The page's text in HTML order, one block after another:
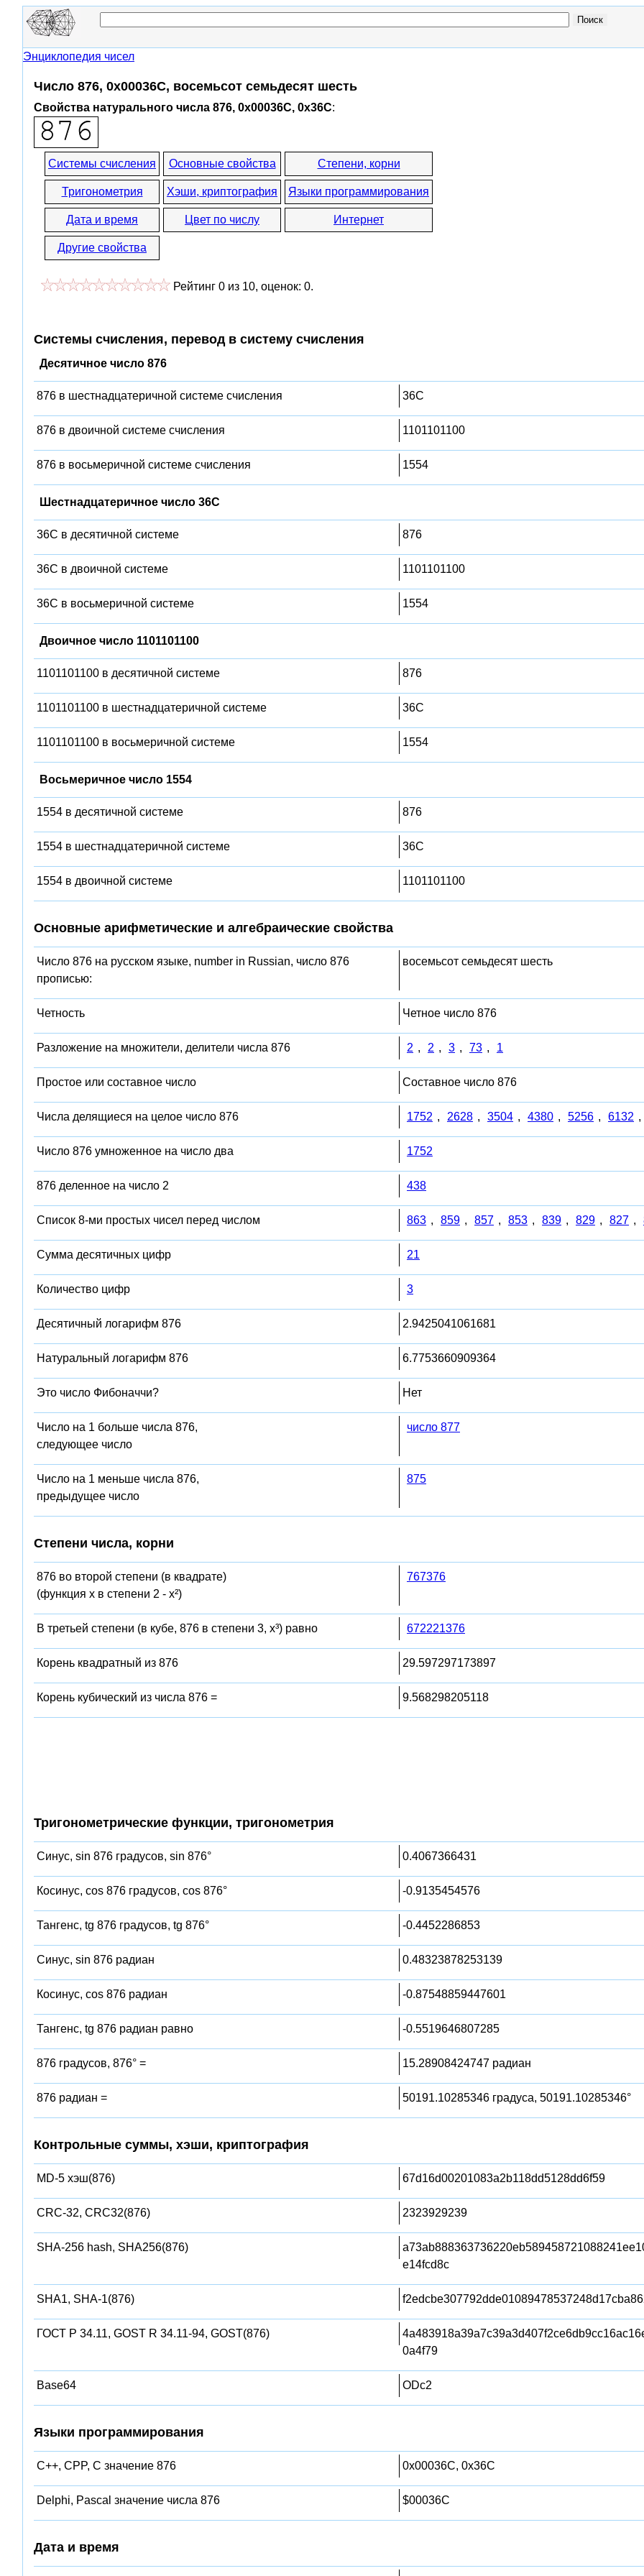
Энциклопедия чисел
Число 876, 0x00036C, восемьсот семьдесят шесть
Свойства натурального числа 876, 0x00036C, 0x36C:
Системы счисления Основные свойства Степени, корни
Тригонометрия Хэши, криптография Языки программирования
Дата и время Цвет по числу Интернет
Другие свойства
Рейтинг 0 из 10, оценок: 0.
Системы счисления, перевод в систему счисления
Десятичное число 876
876 в шестнадцатеричной системе счисления 36C
876 в двоичной системе счисления 1101101100
876 в восьмеричной системе счисления 1554
Шестнадцатеричное число 36C
36C в десятичной системе 876
36C в двоичной системе 1101101100
36C в восьмеричной системе 1554
Двоичное число 1101101100
1101101100 в десятичной системе 876
1101101100 в шестнадцатеричной системе 36C
1101101100 в восьмеричной системе 1554
Восьмеричное число 1554
1554 в десятичной системе 876
1554 в шестнадцатеричной системе 36C
1554 в двоичной системе 1101101100
Основные арифметические и алгебраические свойства
Число 876 на русском языке, number in Russian, число 876
прописью:
восемьсот семьдесят шесть
Четность Четное число 876
Разложение на множители, делители числа 876 2 , 2 , 3 , 73 , 1
Простое или составное число Составное число 876
Числа делящиеся на целое число 876 1752 , 2628 , 3504 , 4380 , 5256 , 6132 ,
Число 876 умноженное на число два 1752
876 деленное на число 2 438
Список 8-ми простых чисел перед числом 863 , 859 , 857 , 853 , 839 , 829 , 827 ,
Сумма десятичных цифр 21
Количество цифр 3
Десятичный логарифм 876 2.9425041061681
Натуральный логарифм 876 6.7753660909364
Это число Фибоначчи? Нет
Число на 1 больше числа 876,
следующее число
число 877
Число на 1 меньше числа 876,
предыдущее число
875
Степени числа, корни
876 во второй степени (в квадрате)
(функция x в степени 2 - x²)
767376
В третьей степени (в кубе, 876 в степени 3, x³) равно 672221376
Корень квадратный из 876 29.597297173897
Корень кубический из числа 876 = 9.568298205118
Тригонометрические функции, тригонометрия
Синус, sin 876 градусов, sin 876° 0.4067366431
Косинус, cos 876 градусов, cos 876° -0.9135454576
Тангенс, tg 876 градусов, tg 876° -0.4452286853
Синус, sin 876 радиан 0.48323878253139
Косинус, cos 876 радиан -0.87548859447601
Тангенс, tg 876 радиан равно -0.5519646807285
876 градусов, 876° = 15.28908424747 радиан
876 радиан = 50191.10285346 градуса, 50191.10285346°
Контрольные суммы, хэши, криптография
MD-5 хэш(876) 67d16d00201083a2b118dd5128dd6f59
CRC-32, CRC32(876) 2323929239
SHA-256 hash, SHA256(876)
e14fcd8c
SHA1, SHA-1(876)
ГОСТ Р 34.11, GOST R 34.11-94, GOST(876)
0a4f79
Base64 ODc2
Языки программирования
C++, CPP, C значение 876 0x00036C, 0x36C
Delphi, Pascal значение числа 876 $00036C
Дата и время